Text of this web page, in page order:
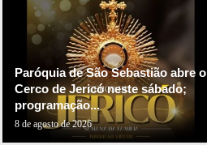
Paróquia de São Sebastião abre o
Cerco de Jericó neste sábado;
programação...
8 de agosto de 2026